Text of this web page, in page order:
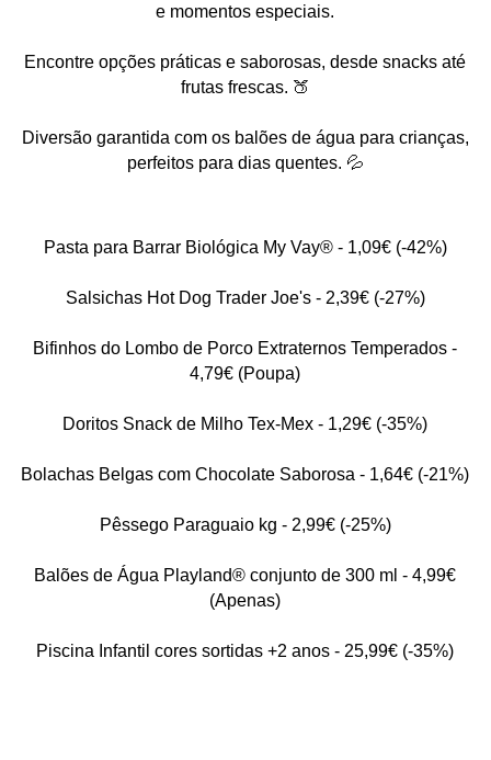
e momentos especiais.
Encontre opções práticas e saborosas, desde snacks até
frutas frescas. 🍑
Diversão garantida com os balões de água para crianças,
perfeitos para dias quentes. 💦
Pasta para Barrar Biológica My Vay® - 1,09€ (-42%)
Salsichas Hot Dog Trader Joe's - 2,39€ (-27%)
Bifinhos do Lombo de Porco Extraternos Temperados -
4,79€ (Poupa)
Doritos Snack de Milho Tex-Mex - 1,29€ (-35%)
Bolachas Belgas com Chocolate Saborosa - 1,64€ (-21%)
Pêssego Paraguaio kg - 2,99€ (-25%)
Balões de Água Playland® conjunto de 300 ml - 4,99€
(Apenas)
Piscina Infantil cores sortidas +2 anos - 25,99€ (-35%)